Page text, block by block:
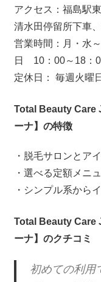
アクセス：福島駅
清水田停留所下車
営業時間：月・水
日 10：00～18：
定休日： 毎週火曜日
Total Beauty Care
ーナ】の特徴
・脱毛サロンとア
・選べる定額メニ
・シンプル系から
Total Beauty Care
ーナ】のクチコミ
初めての利用